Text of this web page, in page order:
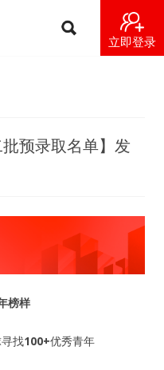
立即登录
预录取名单】发
榜样
找100+优秀青年